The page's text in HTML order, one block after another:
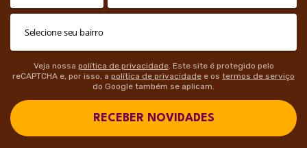
Veja nossa política de privacidade. Este site é protegido pelo
reCAPTCHA e, por isso, a política de privacidade e os termos de serviço
do Google também se aplicam.
RECEBER NOVIDADES